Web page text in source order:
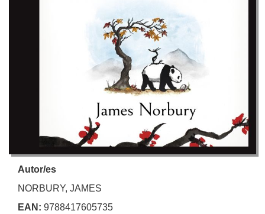
Autor/es
NORBURY, JAMES
EAN: 9788417605735